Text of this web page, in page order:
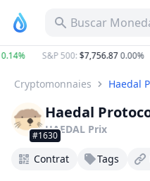
Buscar
S&P 500:$7,756.870.00%
Cryptomonnaies Haedal
#1630
Haedal
HAEDAL Prix
Contrat Tags